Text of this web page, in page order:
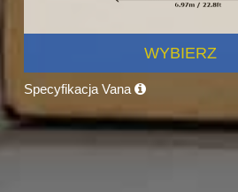
WYBIERZ
Specyfikacja Vana